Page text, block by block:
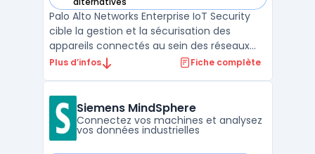
Palo Alto Networks Enterprise IoT Security
cible la gestion et la sécurisation des
appareils connectés au sein des réseaux
d’entreprise. Ce service cloud identifie
protection réseau sans ajout de
complexité. La multiplica ...
Plus d’infos Fiche complète
Siemens MindSphere
Connectez vos machines et analysez
vos données industrielles